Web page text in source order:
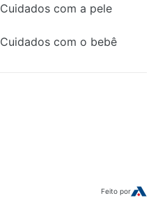
Cuidados com a pele
Cuidados com o bebê
Feito por